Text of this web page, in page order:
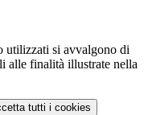
utilizzati si avvalgono di
alle finalità illustrate nella
tutti i cookies